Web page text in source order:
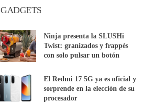
GADGETS
Ninja presenta la SLUSHi
Twist: granizados y frappés
con solo pulsar un botón
El Redmi 17 5G ya es oficial y
sorprende en la elección de su
procesador